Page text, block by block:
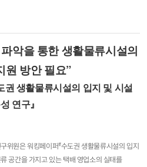
악을 통한 생활물류시설의
원 방안 필요”
권 생활물류시설의 입지 및 시설
연구』​
원은 워킹페이퍼『수도권 생활물류시설의 입지
공간을 가지고 있는 택배 영업소의 실태를